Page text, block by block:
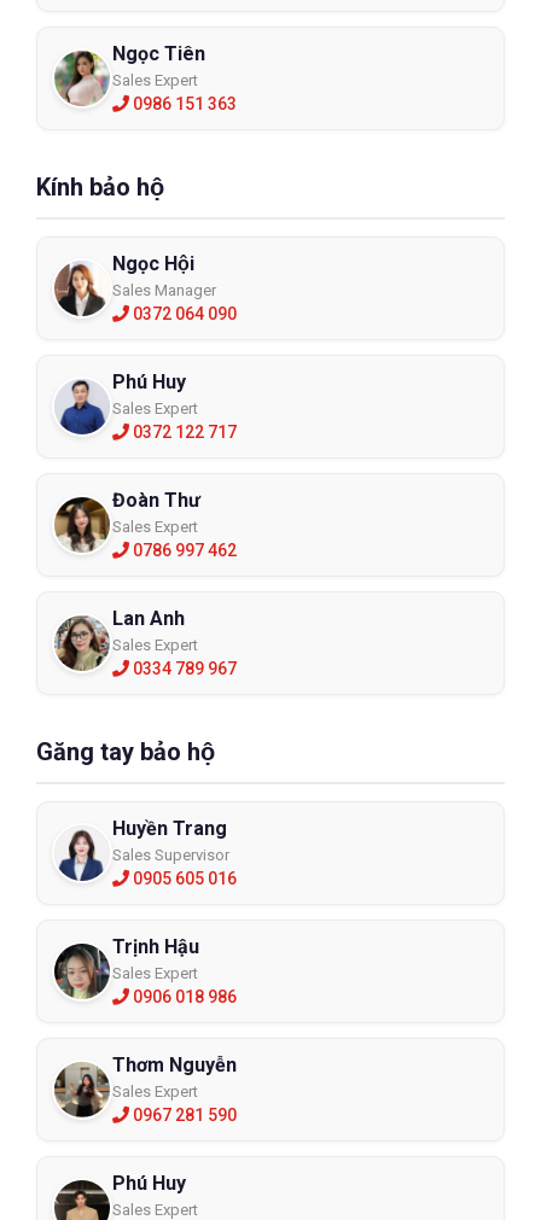
Ngọc Tiên
Sales Expert
0986 151 363
Kính bảo hộ
Ngọc Hội
Sales Manager
0372 064 090
Phú Huy
Sales Expert
0372 122 717
Đoàn Thư
Sales Expert
0786 997 462
Lan Anh
Sales Expert
0334 789 967
Găng tay bảo hộ
Huyền Trang
Sales Supervisor
0905 605 016
Trịnh Hậu
Sales Expert
0906 018 986
Thơm Nguyễn
Sales Expert
0967 281 590
Phú Huy
Sales Expert